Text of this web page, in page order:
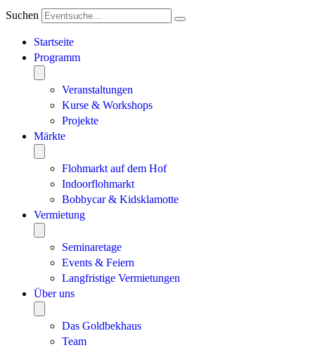
Suchen
Startseite
Programm
Veranstaltungen
Kurse & Workshops
Projekte
Märkte
Flohmarkt auf dem Hof
Indoorflohmarkt
Bobbycar & Kidsklamotte
Vermietung
Seminaretage
Events & Feiern
Langfristige Vermietungen
Über uns
Das Goldbekhaus
Team